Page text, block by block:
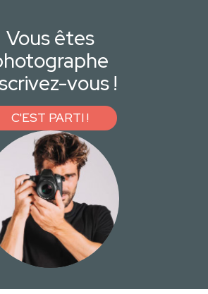
Vous êtes
vous !
C'EST PARTI !